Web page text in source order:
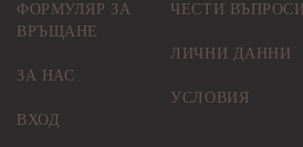
ФОРМУЛЯР ЗА
ВРЪЩАНЕ
ЗА НАС
ВХОД
ЧЕСТИ ВЪПРОСИ
ЛИЧНИ ДАННИ
УСЛОВИЯ